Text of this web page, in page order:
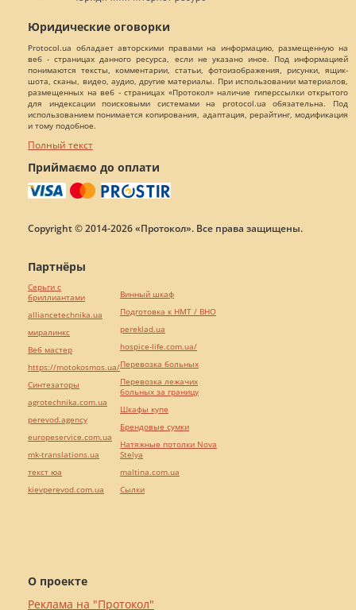
Юридические оговорки
Protocol.ua обладает авторскими правами на информацию, размещенную на
веб - страницах данного ресурса, если не указано иное. Под информацией
понимаются тексты, комментарии, статьи, фотоизображения, рисунки, ящик-
шота, сканы, видео, аудио, другие материалы. При использовании материалов,
размещенных на веб - страницах «Протокол» наличие гиперссылки открытого
для индексации поисковыми системами на protocol.ua обязательна. Под
использованием понимается копирования, адаптация, рерайтинг, модификация
и тому подобное.
Полный текст
Приймаємо до оплати
Copyright © 2014-2026 «Протокол». Все права защищены.
О проекте
Реклама на "Протокол"
Партнёры
Серьги с
бриллиантами
alliancetechnika.ua
миралинкс
Веб мастер
https://motokosmos.ua/
Синтезаторы
agrotechnika.com.ua
perevod.agency
europeservice.com.ua
mk-translations.ua
текст юа
kievperevod.com.ua
Винный шкаф
Подготовка к НМТ / ВНО
pereklad.ua
hospice-life.com.ua/
Перевозка больных
Перевозка лежачих
больных за границу
Шкафы купе
Брендовые сумки
Натяжные потолки Nova
Stelya
maltina.com.ua
Cылки